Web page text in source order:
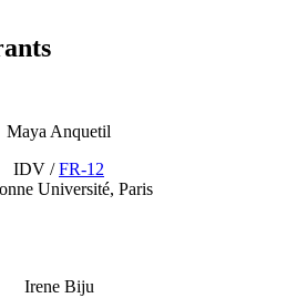
Maya Anquetil
IDV /FR-12
Université, Paris
Irene Biju